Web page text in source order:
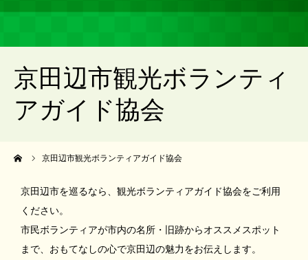
京田辺市観光ボランティ
アガイド協会
京田辺市観光ボランティアガイド協会
京田辺市を巡るなら、観光ボランティアガイド協会をご利用
ください。
市民ボランティアが市内の名所・旧跡からオススメスポット
まで、おもてなしの心で京田辺の魅力をお伝えします。
宿泊・温泉
アクセス